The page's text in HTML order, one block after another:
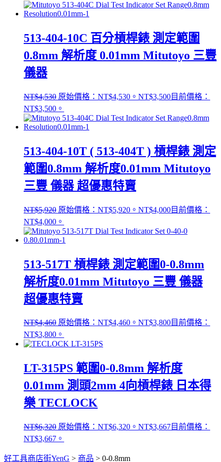
513-404-10C 百分槓桿錶 測定範圍
0.8mm 解析度 0.01mm Mitutoyo 三豐
儀器
NT$4,530 原始價格：NT$4,530。 NT$3,500目前價格：
NT$3,500。
513-404-10T ( 513-404T ) 槓桿錶 測定
範圍0.8mm 解析度0.01mm Mitutoyo
三豐 儀器 超優惠特賣
NT$5,920 原始價格：NT$5,920。 NT$4,000目前價格：
NT$4,000。
513-517T 槓桿錶 測定範圍0-0.8mm
解析度0.01mm Mitutoyo 三豐 儀器
超優惠特賣
NT$4,460 原始價格：NT$4,460。 NT$3,800目前價格：
NT$3,800。
LT-315PS 範圍0-0.8mm 解析度
0.01mm 測頭2mm 4向槓桿錶 日本得
樂 TECLOCK
NT$6,320 原始價格：NT$6,320。 NT$3,667目前價格：
NT$3,667。
好工具商店街YenG > 商品 > 0-0.8mm